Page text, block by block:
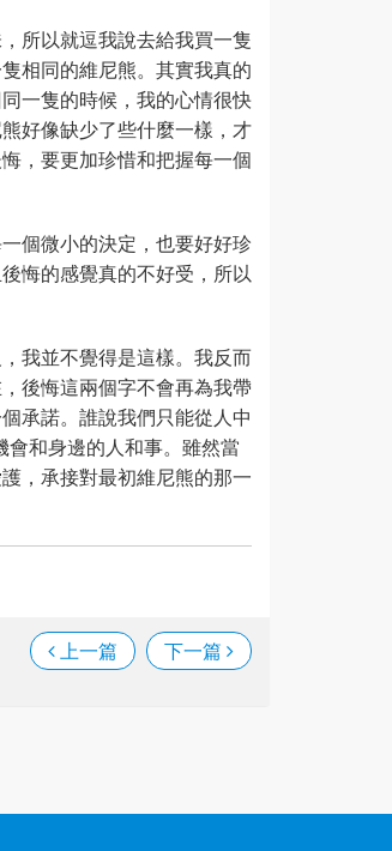
所以就逗我說去給我買一隻
相同的維尼熊。其實我真的
一隻的時候，我的心情很快
好像缺少了些什麼一樣，才
，要更加珍惜和把握每一個
個微小的決定，也要好好珍
悔的感覺真的不好受，所以
我並不覺得是這樣。我反而
後悔這兩個字不會再為我帶
承諾。誰說我們只能從人中
和身邊的人和事。雖然當
，承接對最初維尼熊的那一
上一篇 下一篇